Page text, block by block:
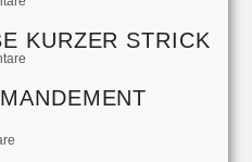
KURZER STRICK